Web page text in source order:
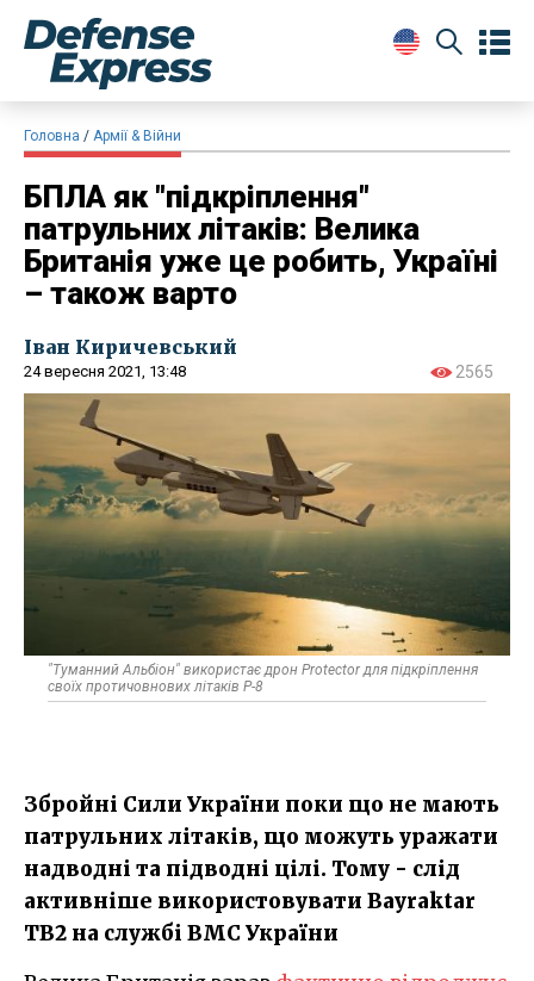
Головна Армії & Війни
БПЛА як "підкріплення"
патрульних літаків: Велика
Британія уже це робить, Україні
– також варто
Іван Киричевський
24 вересня 2021, 13:48 2565
"Туманний Альбіон" використає дрон Protector для підкріплення
своїх протичовнових літаків P-8
Збройні Сили України поки що не мають
патрульних літаків, що можуть уражати
надводні та підводні цілі. Тому - слід
активніше використовувати Bayraktar
TB2 на службі ВМС України